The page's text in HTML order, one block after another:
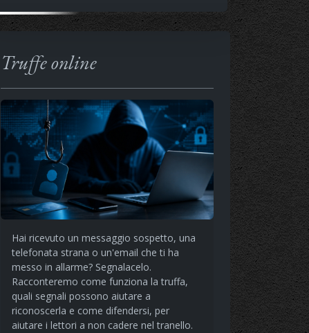
Truffe online
Hai ricevuto un messaggio sospetto, una
telefonata strana o un'email che ti ha
messo in allarme? Segnalacelo.
Racconteremo come funziona la truffa,
quali segnali possono aiutare a
riconoscerla e come difendersi, per
aiutare i lettori a non cadere nel tranello.